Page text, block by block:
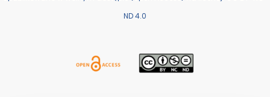
ND 4.0